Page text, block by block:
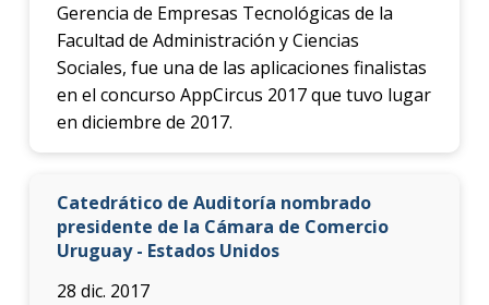
Gerencia de Empresas Tecnológicas de la
Facultad de Administración y Ciencias
Sociales, fue una de las aplicaciones finalistas
en el concurso AppCircus 2017 que tuvo lugar
en diciembre de 2017.
Catedrático de Auditoría nombrado
presidente de la Cámara de Comercio
Uruguay - Estados Unidos
28 dic. 2017